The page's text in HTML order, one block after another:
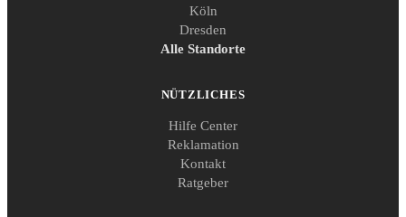
Köln
Dresden
Alle Standorte
NÜTZLICHES
Hilfe Center
Reklamation
Kontakt
Ratgeber